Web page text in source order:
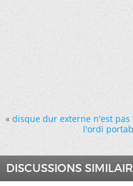
« disque dur externe n'est pas
l'ordi
DISCUSSIONS